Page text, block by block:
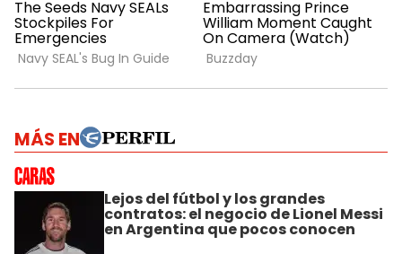
MÁS EN
Lejos del fútbol y los grandes
contratos: el negocio de Lionel Messi
en Argentina que pocos conocen